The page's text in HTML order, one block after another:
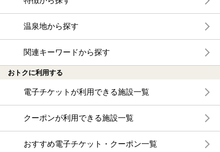
温泉地から探す
関連キーワードから探す
おトクに利用する
電子チケットが利用できる施設一覧
クーポンが利用できる施設一覧
おすすめ電子チケット・クーポン一覧